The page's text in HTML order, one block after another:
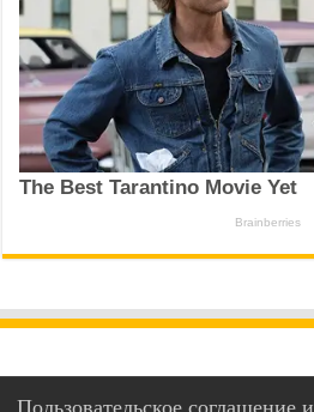
Пользовательское соглашение